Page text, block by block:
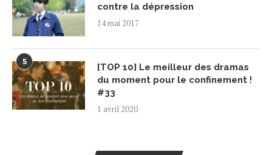
contre la dépression
14 mai 2017
5
[TOP 10] Le meilleur des dramas
du moment pour le confinement !
#33
1 avril 2020